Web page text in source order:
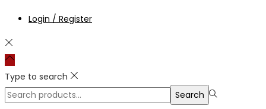
Login / Register
Type to search
Search
Search